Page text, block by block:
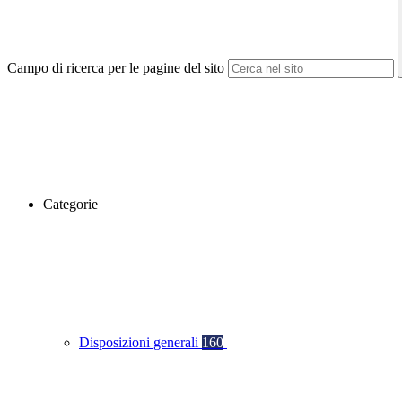
Campo di ricerca per le pagine del sito
Categorie
Disposizioni generali 160